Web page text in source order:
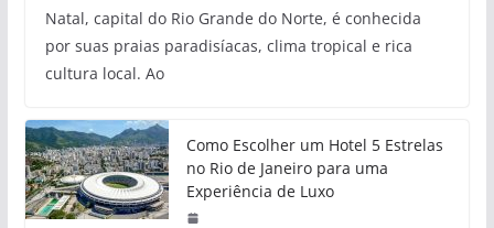
Natal, capital do Rio Grande do Norte, é conhecida
por suas praias paradisíacas, clima tropical e rica
cultura local. Ao
Como Escolher um Hotel 5 Estrelas
no Rio de Janeiro para uma
Experiência de Luxo